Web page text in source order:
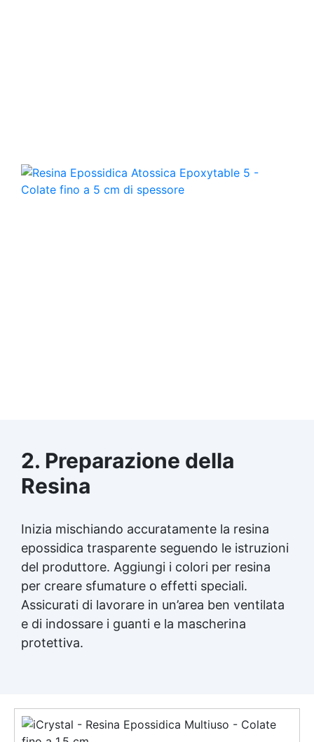
2. Preparazione della
Resina
Inizia mischiando accuratamente la resina
epossidica trasparente seguendo le istruzioni
del produttore. Aggiungi i colori per resina
per creare sfumature o effetti speciali.
Assicurati di lavorare in un’area ben ventilata
e di indossare i guanti e la mascherina
protettiva.